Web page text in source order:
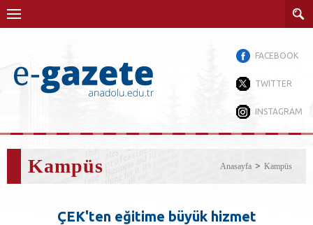
FACEBOOK
TWITTER
INSTAGRAM
Kampüs Anasayfa Kampüs
ÇEK'ten eğitime büyük hizmet